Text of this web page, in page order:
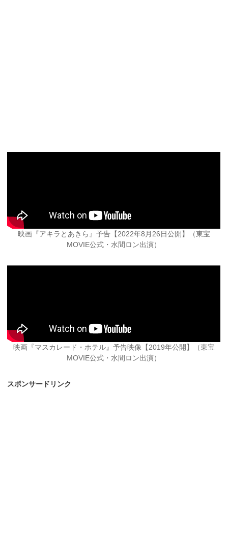
映画『アキラとあきら』予告【2022年8月26日公開】（東宝
MOVIE公式・水間ロン出演）
映画『マスカレード・ホテル』予告映像【2019年公開】（東宝
MOVIE公式・水間ロン出演）
スポンサードリンク